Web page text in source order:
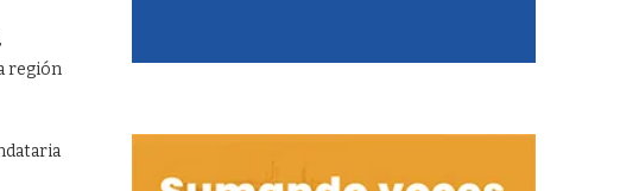
región